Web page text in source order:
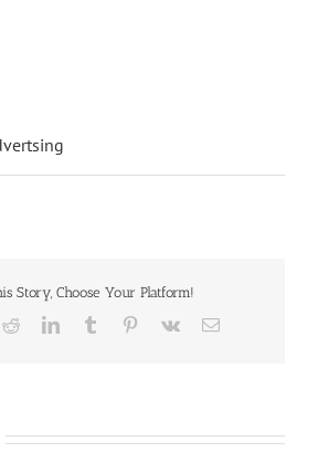
Story, Choose Your Platform!
RedditLinkedInTumblr Pinterest
Vk Email